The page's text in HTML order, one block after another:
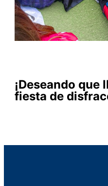
¡Deseando que
fiesta de